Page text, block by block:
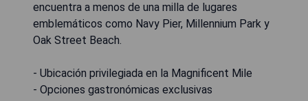
encuentra a menos de una milla de lugares
emblemáticos como Navy Pier, Millennium Park y
Oak Street Beach.
- Ubicación privilegiada en la Magnificent Mile
- Opciones gastronómicas exclusivas